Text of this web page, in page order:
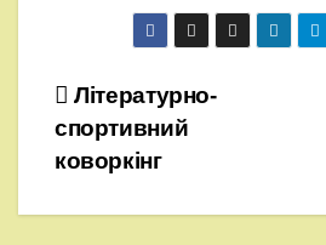
Навігація
записів
Літературно-
спортивний
коворкінг